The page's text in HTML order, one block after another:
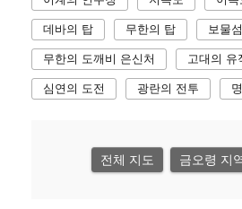
데바의 탑 무한의 탑 보물섬
무한의 도깨비 은신처 고대의 유
심연의 도전 광란의 전투
전체 지도 금오령 지